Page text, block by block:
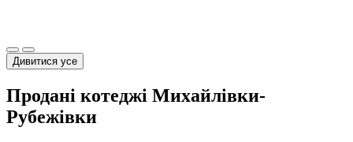
Дивитися усе
Продані котеджі Михайлівки-
Рубежівки